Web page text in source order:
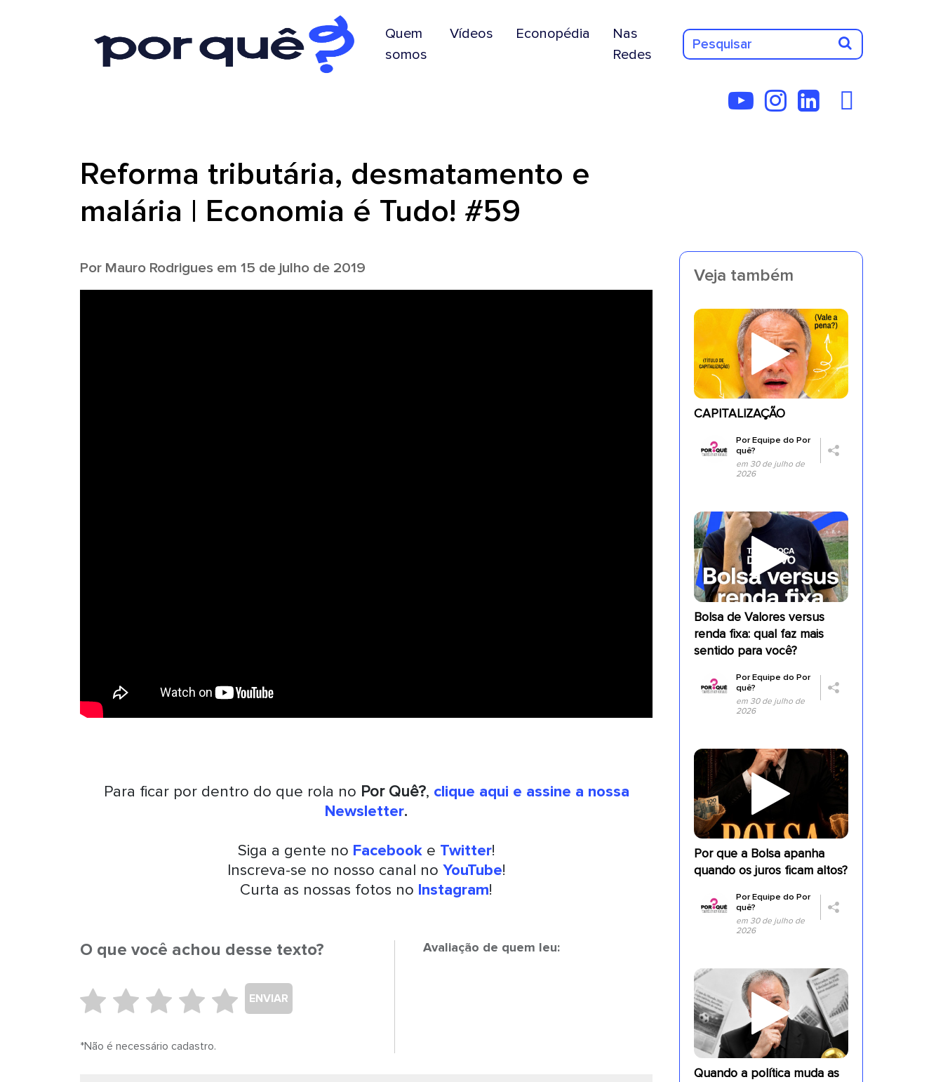
Quem
somos
Vídeos Econopédia
Nas
Redes
Reforma tributária, desmatamento e
malária | Economia é Tudo! #59
Por Mauro Rodrigues em 15 de julho de 2019
Para ficar por dentro do que rola no Por Quê?, clique aqui e assine a nossa
Newsletter.
Siga a gente no Facebooke Twitter!
Inscreva-se no nosso canal no YouTube!
Curta as nossas fotos no Instagram!
O que você achou desse texto?
ENVIAR
*Não é necessário cadastro.
Avaliação de quem leu:
Veja também
CAPITALIZAÇÃO
PorEquipe do Por
quê?
em 30 de julho de
2026
Bolsa de Valores versus
renda fixa: qual faz mais
sentido para você?
PorEquipe do Por
quê?
em 30 de julho de
2026
Por que a Bolsa apanha
quando os juros ficam altos?
PorEquipe do Por
quê?
em 30 de julho de
2026
Quando a política muda as